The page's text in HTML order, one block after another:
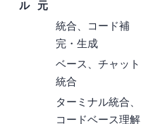
ル
元
IDE統合、コード補
完・生成
VS Codeベース、AIチャット
統合
ターミナル/IDE統合、
コードベース理解